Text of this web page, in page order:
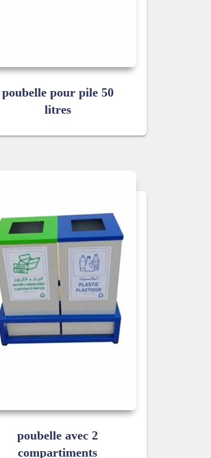
poubelle pour pile 50
litres
poubelle avec 2
compartiments